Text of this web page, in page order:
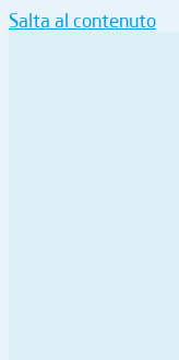
Salta al contenuto